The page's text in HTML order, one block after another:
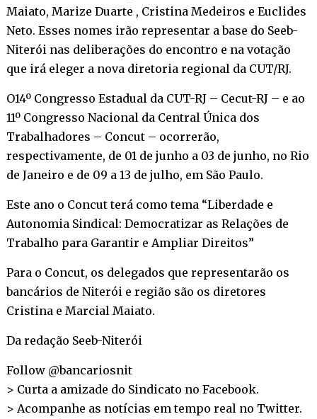
Maiato, Marize Duarte , Cristina Medeiros e Euclides
Neto. Esses nomes irão representar a base do Seeb-
Niterói nas deliberações do encontro e na votação
que irá eleger a nova diretoria regional da CUT/RJ.
O14º Congresso Estadual da CUT-RJ – Cecut-RJ – e ao
11º Congresso Nacional da Central Única dos
Trabalhadores – Concut – ocorrerão,
respectivamente, de 01 de junho a 03 de junho, no Rio
de Janeiro e de 09 a 13 de julho, em São Paulo.
Este ano o Concut terá como tema “Liberdade e
Autonomia Sindical: Democratizar as Relações de
Trabalho para Garantir e Ampliar Direitos”
Para o Concut, os delegados que representarão os
bancários de Niterói e região são os diretores
Cristina e Marcial Maiato.
Da redação Seeb-Niterói
Follow @bancariosnit
> Curta a amizade do Sindicato no Facebook.
> Acompanhe as notícias em tempo real no Twitter.